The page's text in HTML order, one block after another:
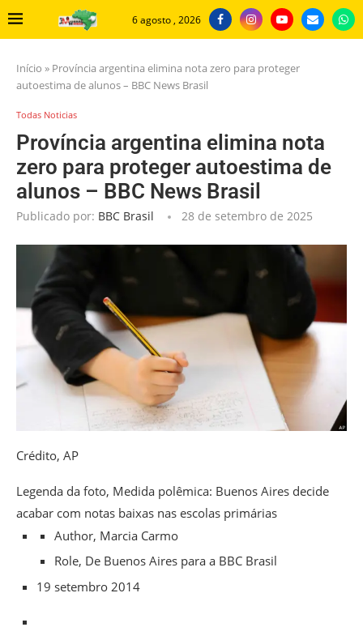
6 agosto , 2026
Início » Província argentina elimina nota zero para proteger
autoestima de alunos – BBC News Brasil
Todas Noticias
Província argentina elimina nota
zero para proteger autoestima de
alunos – BBC News Brasil
Publicado por: BBC Brasil 28 de setembro de 2025
Crédito, AP
Legenda da foto, Medida polêmica: Buenos Aires decide
acabar com notas baixas nas escolas primárias
Author, Marcia Carmo
Role, De Buenos Aires para a BBC Brasil
19 setembro 2014